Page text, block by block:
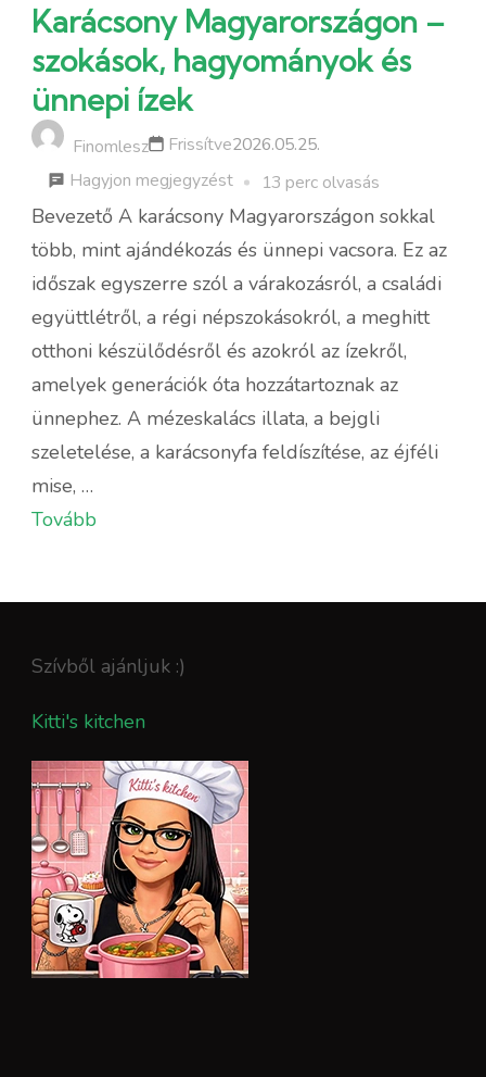
Karácsony Magyarországon –
szokások, hagyományok és
ünnepi ízek
Finomlesz Frissítve2026.05.25.
Hagyjon megjegyzésta
következőhöz:
Karácsony
Magyarországon
–
szokások,
hagyományok
és
ünnepi
13 perc olvasás
Bevezető A karácsony Magyarországon sokkal
több, mint ajándékozás és ünnepi vacsora. Ez az
időszak egyszerre szól a várakozásról, a családi
együttlétről, a régi népszokásokról, a meghitt
otthoni készülődésről és azokról az ízekről,
amelyek generációk óta hozzátartoznak az
ünnephez. A mézeskalács illata, a bejgli
szeletelése, a karácsonyfa feldíszítése, az éjféli
mise, …
Tovább
Szívből ajánljuk :)
Kitti's kitchen